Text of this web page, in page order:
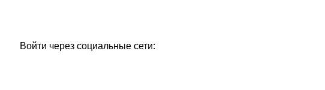
Войти через социальные сети: